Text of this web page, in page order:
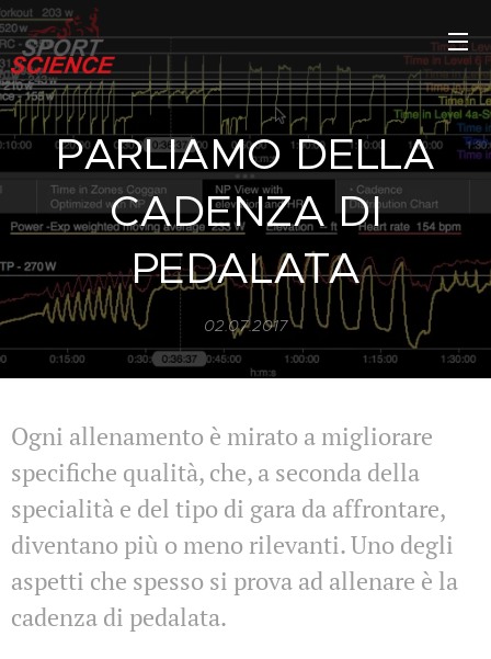
PARLIAMO DELLA
CADENZA DI
PEDALATA
02.07.2017
Ogni allenamento è mirato a migliorare
specifiche qualità, che, a seconda della
specialità e del tipo di gara da affrontare,
diventano più o meno rilevanti. Uno degli
aspetti che spesso si prova ad allenare è la
cadenza di pedalata.